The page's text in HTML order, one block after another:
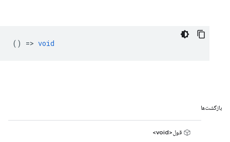
() => void
بازگشت‌ها
قول<void>